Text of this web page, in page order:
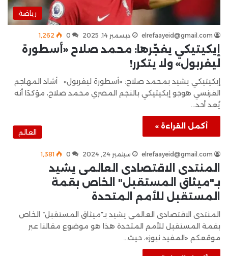
رياضة
elrefaayeid@gmail.com ديسمبر 14, 2025 0 1٬262
إيكيتيكي يفجّرها: محمد صلاح «أسطورة
ليفربول» ولا يتكرر!
إيكيتيكي يشيد بمحمد صلاح: «أسطورة ليفربول» أشاد المهاجم
الفرنسي هوجو إيكيتيكي بالنجم المصري محمد صلاح، مؤكدًا أنه
يُعد أحد…
أكمل القراءة »
العالم
elrefaayeid@gmail.com سبتمبر 24, 2024 0 1٬381
المنتدى الاقتصادى العالمى يشيد
بـ"ميثاق المستقبل" الخاص بقمة
المستقبل للأمم المتحدة
المنتدى الاقتصادى العالمى يشيد بـ"ميثاق المستقبل" الخاص
بقمة المستقبل للأمم المتحدة هذا هو موضوع مقالنا عبر
موقعكم «المفيد نيوز»، حيث…